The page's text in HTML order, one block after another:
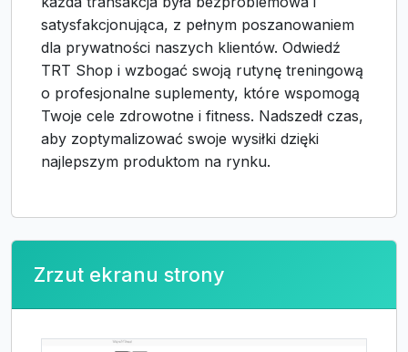
satysfakcjonująca, z pełnym poszanowaniem
dla prywatności naszych klientów. Odwiedź
TRT Shop i wzbogać swoją rutynę treningową
o profesjonalne suplementy, które wspomogą
Twoje cele zdrowotne i fitness. Nadszedł czas,
aby zoptymalizować swoje wysiłki dzięki
najlepszym produktom na rynku.
Zrzut ekranu strony